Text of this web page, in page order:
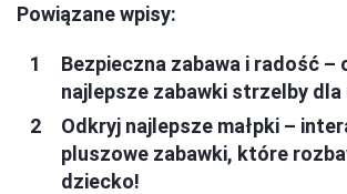
Powiązane wpisy:
Bezpieczna zabawa i radość –
najlepsze zabawki strzelby dla
Odkryj najlepsze małpki –
pluszowe zabawki, które
dziecko!